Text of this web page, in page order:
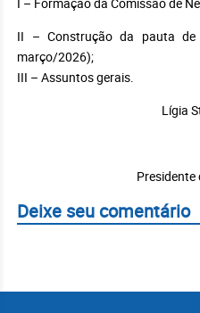
II – Construção da pauta de
março/2026);
III – Assuntos gerais.
Lígia
Presidente
Deixe seu comentário